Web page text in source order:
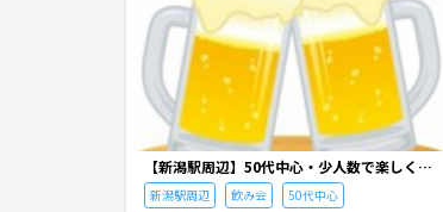
【新潟駅周辺】50代中心・少人数で楽しく飲
める仲間募集！土曜開催
新潟駅周辺 飲み会 50代中心